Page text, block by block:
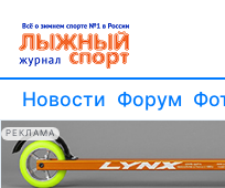
Новости Форум
РЕКЛАМА